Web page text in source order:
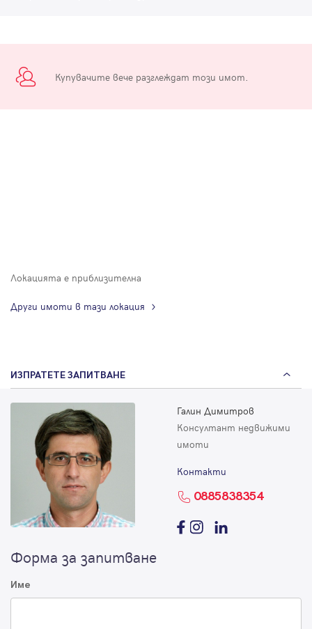
Купувачите вече разглеждат този имот.
Локацията е приблизителна
Други имоти в тази локация
ИЗПРАТЕТЕ ЗАПИТВАНЕ
Галин Димитров
Консултант недвижими
имоти
Контакти
0885838354
Форма за запитване
Име